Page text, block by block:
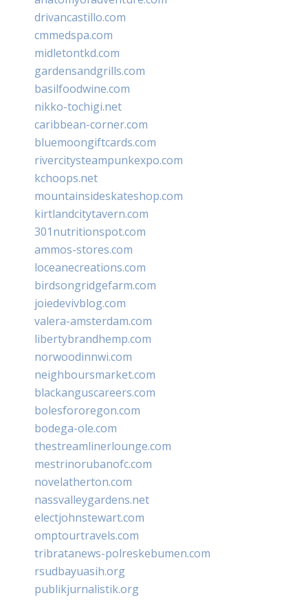
drivancastillo.com
cmmedspa.com
midletontkd.com
gardensandgrills.com
basilfoodwine.com
nikko-tochigi.net
caribbean-corner.com
bluemoongiftcards.com
rivercitysteampunkexpo.com
kchoops.net
mountainsideskateshop.com
kirtlandcitytavern.com
301nutritionspot.com
ammos-stores.com
loceanecreations.com
birdsongridgefarm.com
joiedevivblog.com
valera-amsterdam.com
libertybrandhemp.com
norwoodinnwi.com
neighboursmarket.com
blackanguscareers.com
bolesfororegon.com
bodega-ole.com
thestreamlinerlounge.com
mestrinorubanofc.com
novelatherton.com
nassvalleygardens.net
electjohnstewart.com
omptourtravels.com
tribratanews-polreskebumen.com
rsudbayuasih.org
publikjurnalistik.org